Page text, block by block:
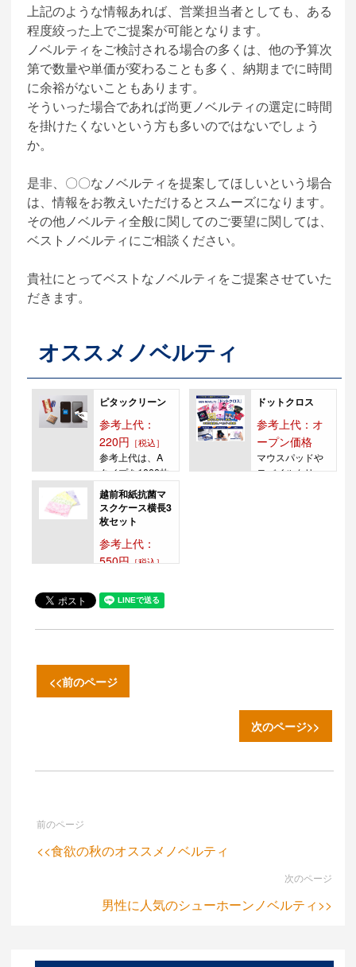
上記のような情報あれば、営業担当者としても、ある
程度絞った上でご提案が可能となります。
ノベルティをご検討される場合の多くは、他の予算次
第で数量や単価が変わることも多く、納期までに時間
に余裕がないこともあります。
そういった場合であれば尚更ノベルティの選定に時間
を掛けたくないという方も多いのではないでしょう
か。
是非、〇〇なノベルティを提案してほしいという場合
は、情報をお教えいただけるとスムーズになります。
その他ノベルティ全般に関してのご要望に関しては、
ベストノベルティにご相談ください。
貴社にとってベストなノベルティをご提案させていた
だきます。
オススメノベルティ
ピタックリーン
参考上代：
220円 ［税込］
参考上代は、A
タイプを1000枚
作成時の参考上
代となりま
す。...
ドットクロス
参考上代：オ
ープン価格
マウスパッドや
モバイルクリー
越前和紙抗菌マ
スクケース横長3
枚セット
参考上代：
550円［税込］
スクを一時的に
外す時もありま
<<前のページ
次のページ>>
前のページ
<<食欲の秋のオススメノベルティ
次のページ
男性に人気のシューホーンノベルティ>>